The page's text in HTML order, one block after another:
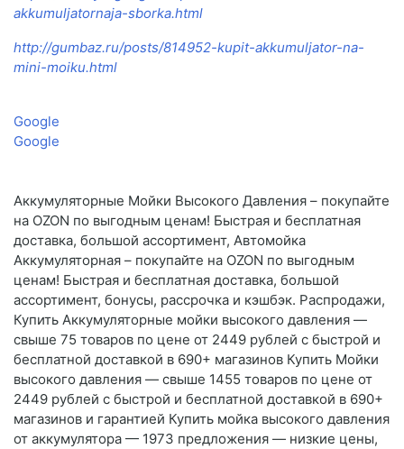
akkumuljatornaja-sborka.html
http://gumbaz.ru/posts/814952-kupit-akkumuljator-na-
mini-moiku.html
Google
Google
Аккумуляторные Мойки Высокого Давления – покупайте
на OZON по выгодным ценам! Быстрая и бесплатная
доставка, большой ассортимент, Автомойка
Аккумуляторная – покупайте на OZON по выгодным
ценам! Быстрая и бесплатная доставка, большой
ассортимент, бонусы, рассрочка и кэшбэк. Распродажи,
Купить Аккумуляторные мойки высокого давления —
свыше 75 товаров по цене от 2449 рублей с быстрой и
бесплатной доставкой в 690+ магазинов Купить Мойки
высокого давления — свыше 1455 товаров по цене от
2449 рублей с быстрой и бесплатной доставкой в 690+
магазинов и гарантией Купить мойка высокого давления
от аккумулятора — 1973 предложения — низкие цены,